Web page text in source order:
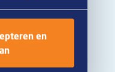
en